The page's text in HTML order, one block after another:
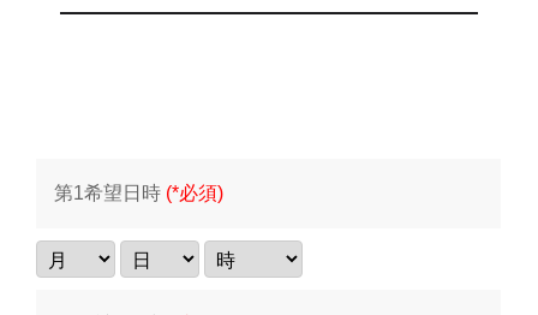
第1希望日時 (*必須)